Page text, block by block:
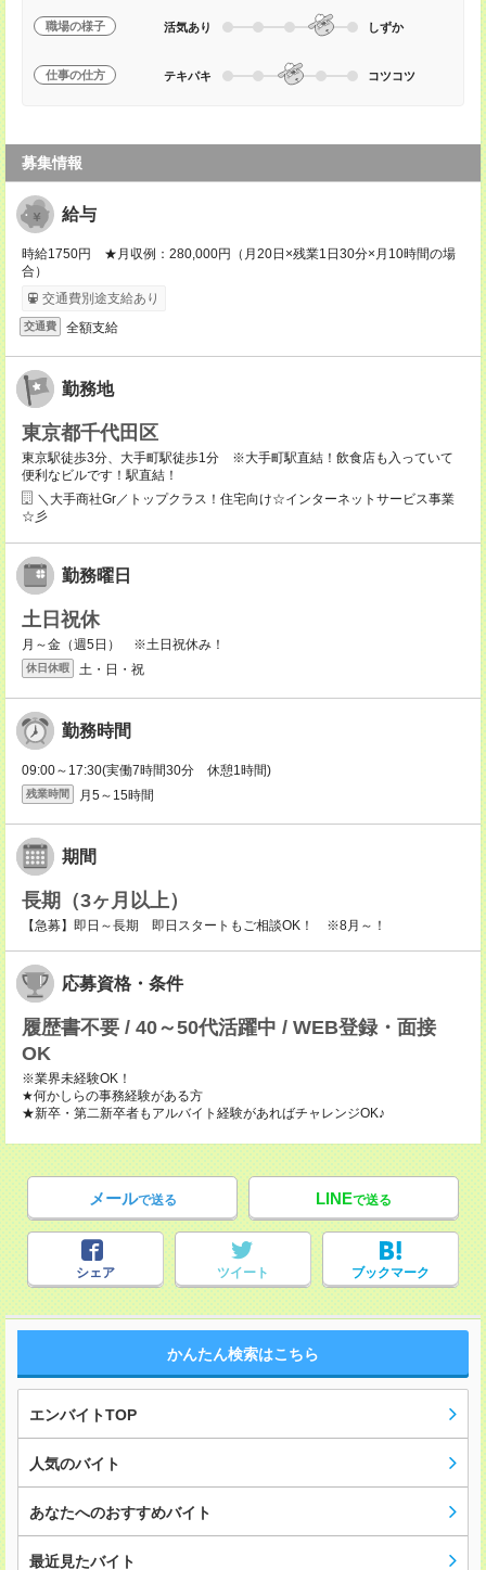
職場の様子 活気あり しずか
仕事の仕方 テキパキ コツコツ
募集情報
給与
時給1750円 ★月収例：280,000円（月20日×残業1日30分×月10時間の場
合）
交通費別途支給あり
交通費 全額支給
勤務地
東京都千代田区
東京駅徒歩3分、大手町駅徒歩1分 ※大手町駅直結！飲食店も入っていて
便利なビルです！駅直結！
＼大手商社Gr／トップクラス！住宅向け☆インターネットサービス事業
☆彡
勤務曜日
土日祝休
月～金（週5日） ※土日祝休み！
休日休暇 土・日・祝
勤務時間
09:00～17:30(実働7時間30分 休憩1時間)
残業時間 月5～15時間
期間
長期（3ヶ月以上）
【急募】即日～長期 即日スタートもご相談OK！ ※8月～！
応募資格・条件
履歴書不要 / 40～50代活躍中 / WEB登録・面接
OK
※業界未経験OK！
★何かしらの事務経験がある方
★新卒・第二新卒者もアルバイト経験があればチャレンジOK♪
メールで送る LINEで送る
シェア ツイート ブックマーク
かんたん検索はこちら
エンバイトTOP
人気のバイト
あなたへのおすすめバイト
最近見たバイト